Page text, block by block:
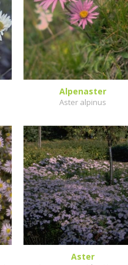
Alpenaster
Aster alpinus
Aster